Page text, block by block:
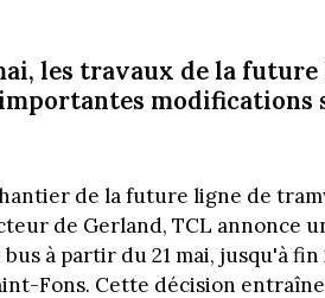
les travaux de la
modifications
de la future ligne de
de Gerland, TCL annonce
à partir du 21 mai, jusqu'à
Fons. Cette décision